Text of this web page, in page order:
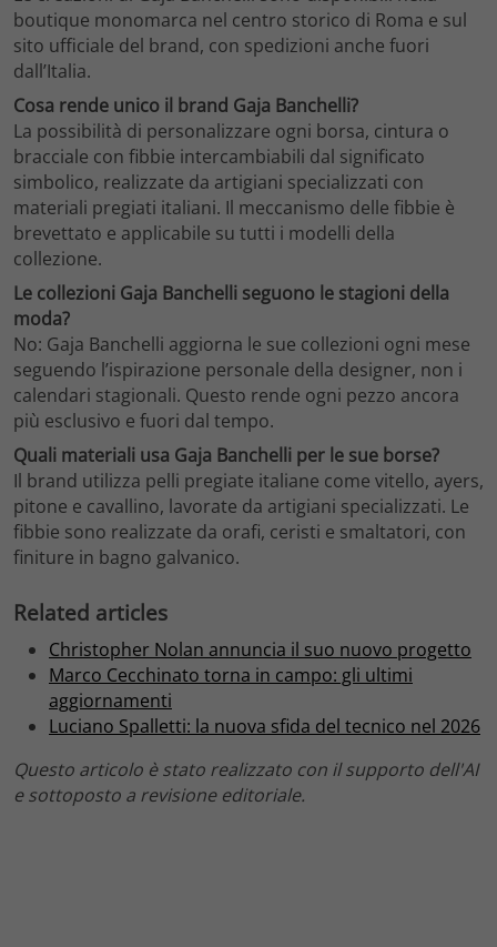
boutique monomarca nel centro storico di Roma e sul
sito ufficiale del brand, con spedizioni anche fuori
dall’Italia.
Cosa rende unico il brand Gaja Banchelli?
La possibilità di personalizzare ogni borsa, cintura o
bracciale con fibbie intercambiabili dal significato
simbolico, realizzate da artigiani specializzati con
materiali pregiati italiani. Il meccanismo delle fibbie è
brevettato e applicabile su tutti i modelli della
collezione.
Le collezioni Gaja Banchelli seguono le stagioni della
moda?
No: Gaja Banchelli aggiorna le sue collezioni ogni mese
seguendo l’ispirazione personale della designer, non i
calendari stagionali. Questo rende ogni pezzo ancora
più esclusivo e fuori dal tempo.
Quali materiali usa Gaja Banchelli per le sue borse?
Il brand utilizza pelli pregiate italiane come vitello, ayers,
pitone e cavallino, lavorate da artigiani specializzati. Le
fibbie sono realizzate da orafi, ceristi e smaltatori, con
finiture in bagno galvanico.
Related articles
Christopher Nolan annuncia il suo nuovo progetto
Marco Cecchinato torna in campo: gli ultimi
aggiornamenti
Luciano Spalletti: la nuova sfida del tecnico nel 2026
Questo articolo è stato realizzato con il supporto dell'AI
e sottoposto a revisione editoriale.